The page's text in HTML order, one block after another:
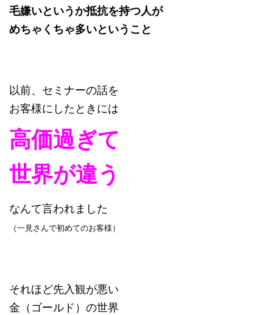
毛嫌いというか抵抗を持つ人が
めちゃくちゃ多いということ
以前、セミナーの話を
お客様にしたときには
高価過ぎて
世界が違う
なんて言われました
（一見さんで初めてのお客様）
それほど先入観が悪い
金（ゴールド）の世界